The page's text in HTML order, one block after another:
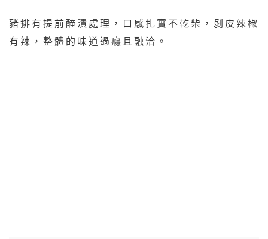
豬排有提前醃漬處理，口感扎實不乾柴，剝皮辣椒
有辣，整體的味道過癮且融洽。